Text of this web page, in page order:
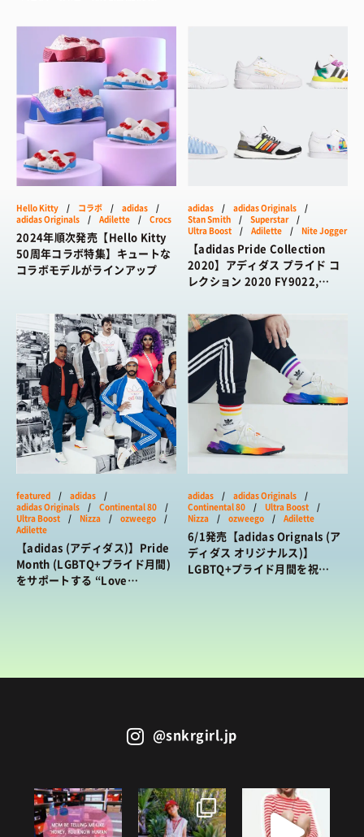
STYLES
TOP/ スタイルトップ
STYLE IDEA/ コーデのアイデア
STYLE SNAP / ストリートスナップ
BEAUTY
/ ビューティートップ
COSMETICS / コスメアイテム
KOREAN COSME/ 韓国コスメ
MAKE UP/ チュートリアル
FEATURE
TOP/ 特集トップ
COLUMNS/ コラム
FASHION/ ファション
SHOPS / ショップ情報
HOW TO/ あれこれハウツー
TOP/ カルチャートップ
MUSIC/ 音楽
/ アート
FOOD/ 食文化
BOOKS/ ブック
HEALTH/ ヘルス・ボディ
HISTORY / 歴史
ABOUT
SNKRGIRLとは
プライバシーポリシー
お問い合わせ
新規会員登録
© 2026 Sneaker-Girl.com is brought to you
by YBS co., ltd & YBS USA LLC.
Hello Kitty / コラボ / adidas /
adidas Originals / Adilette / Crocs
2024年順次発売【Hello Kitty
50周年コラボ特集】キュートな
コラボモデルがラインアップ
adidas / adidas Originals /
Stan Smith / Superstar/
Ultra Boost / Adilette / Nite Jogger
【adidas Pride Collection
2020】アディダス プライド コ
レクション 2020 FY9022,
FY9021, FY9018, FY9019,
FY9022
featured / adidas /
adidas Originals / Continental 80 /
Ultra Boost / Nizza / ozweego /
Adilette
【adidas (アディダス)】Pride
Month (LGBTQ+プライド月間)
をサポートする “Love
adidas / adidas Originals /
Continental 80 / Ultra Boost /
Nizza / ozweego / Adilette
6/1発売【adidas Orignals (ア
ディダス オリジナルス)】
LGBTQ+プライド月間を祝
@snkrgirl.jp